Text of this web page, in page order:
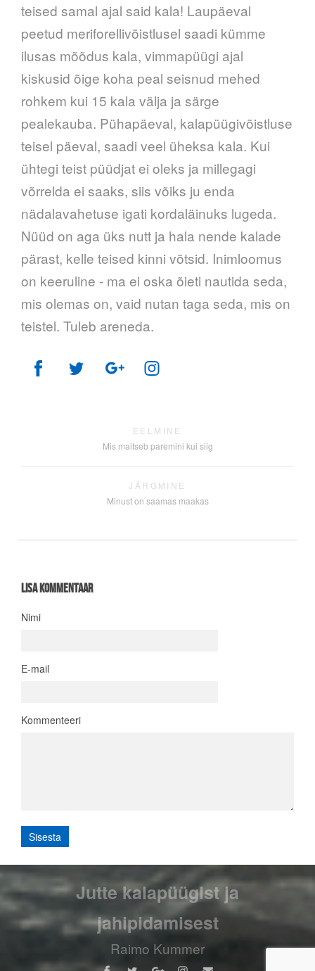
teised samal ajal said kala! Laupäeval
peetud meriforellivõistlusel saadi kümme
ilusas mõõdus kala, vimmapüügi ajal
kiskusid õige koha peal seisnud mehed
rohkem kui 15 kala välja ja särge
pealekauba. Pühapäeval, kalapüügivõistluse
teisel päeval, saadi veel üheksa kala. Kui
ühtegi teist püüdjat ei oleks ja millegagi
võrrelda ei saaks, siis võiks ju enda
nädalavahetuse igati kordaläinuks lugeda.
Nüüd on aga üks nutt ja hala nende kalade
pärast, kelle teised kinni võtsid. Inimloomus
on keeruline - ma ei oska õieti nautida seda,
mis olemas on, vaid nutan taga seda, mis on
teistel. Tuleb areneda.
EELMINE
Mis maitseb paremini kui siig
JÄRGMINE
Minust on saamas maakas
Lisa kommentaar
Nimi
E-mail
Kommenteeri
Jutte kalapüügist ja
jahipidamisest
Raimo Kummer